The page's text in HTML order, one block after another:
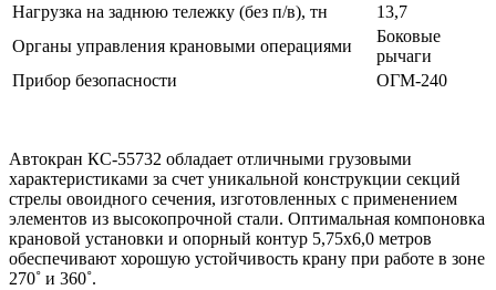
Нагрузка на заднюю тележку (без п/в), тн
13,7
Органы управления крановыми операциями
Боковые
рычаги
Прибор безопасности
ОГМ-240
Автокран КС-55732 обладает отличными грузовыми
характеристиками за счет уникальной конструкции секций
стрелы овоидного сечения, изготовленных с применением
элементов из высокопрочной стали. Оптимальная компоновка
крановой установки и опорный контур 5,75х6,0 метров
обеспечивают хорошую устойчивость крану при работе в зоне
270˚ и 360˚.